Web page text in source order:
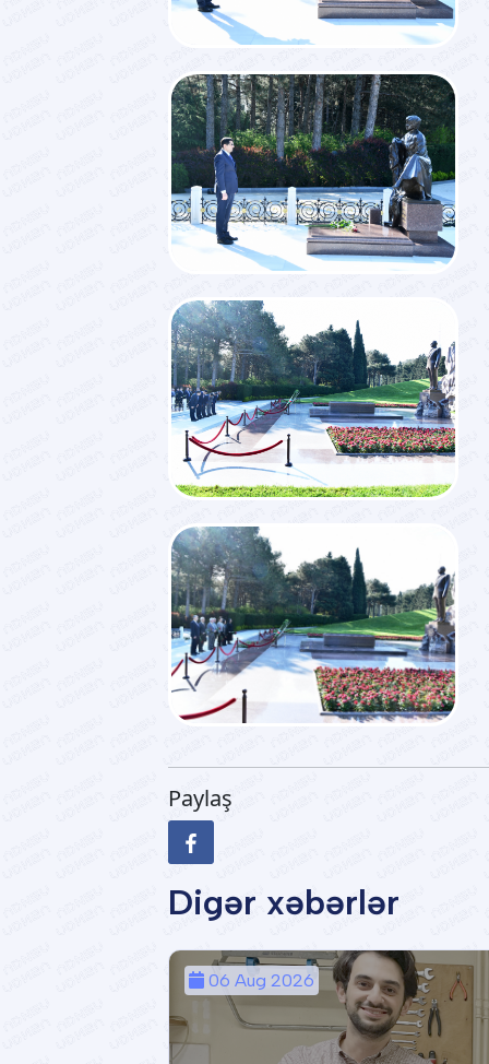
Paylaş
Digər xəbərlər
06 Aug 2026